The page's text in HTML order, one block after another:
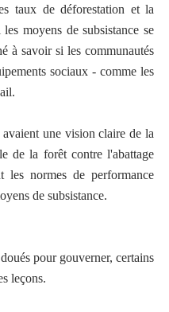
taux de déforestation et la
moyens de subsistance se
à savoir si les communautés
sociaux - comme les
avaient une vision claire de la
de la forêt contre l'abattage
les normes de performance
de subsistance.
pour gouverner, certains
leçons.